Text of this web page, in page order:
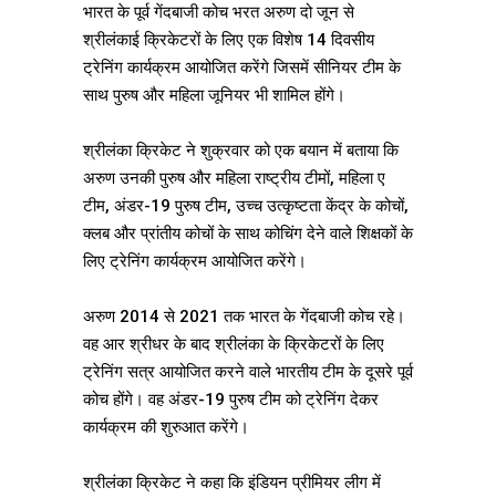
भारत के पूर्व गेंदबाजी कोच भरत अरुण दो जून से
श्रीलंकाई क्रिकेटरों के लिए एक विशेष 14 दिवसीय
ट्रेनिंग कार्यक्रम आयोजित करेंगे जिसमें सीनियर टीम के
साथ पुरुष और महिला जूनियर भी शामिल होंगे।
श्रीलंका क्रिकेट ने शुक्रवार को एक बयान में बताया कि
अरुण उनकी पुरुष और महिला राष्ट्रीय टीमों, महिला ए
टीम, अंडर-19 पुरुष टीम, उच्च उत्कृष्टता केंद्र के कोचों,
क्लब और प्रांतीय कोचों के साथ कोचिंग देने वाले शिक्षकों के
लिए ट्रेनिंग कार्यक्रम आयोजित करेंगे।
अरुण 2014 से 2021 तक भारत के गेंदबाजी कोच रहे।
वह आर श्रीधर के बाद श्रीलंका के क्रिकेटरों के लिए
ट्रेनिंग सत्र आयोजित करने वाले भारतीय टीम के दूसरे पूर्व
कोच होंगे। वह अंडर-19 पुरुष टीम को ट्रेनिंग देकर
कार्यक्रम की शुरुआत करेंगे।
श्रीलंका क्रिकेट ने कहा कि इंडियन प्रीमियर लीग में